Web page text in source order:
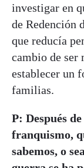
investigar en
de Redención
que reducía
cambio de ser
establecer un
familias.
P: Después
franquismo,
sabemos, o